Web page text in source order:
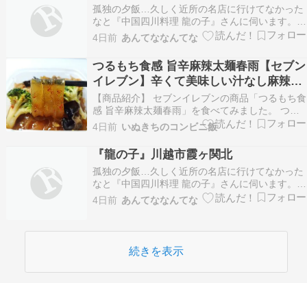
孤独の夕飯…久しく近所の名店に行けてなかった
なと『中国四川料理 龍の子』さんに伺います。
『龍の子』川越市霞ヶ関北 - 特命B級グルメ部長
の報告書[埼玉] 続きを読む
4日前 あんてななんてな
つるもち食感 旨辛麻辣太麺春雨【セブン
イレブン】辛くて美味しい汁なし麻辣湯
です!!
【商品紹介】 セブンイレブンの商品「つるもち食
感 旨辛麻辣太麺春雨」を食べてみました。 つる
もち食感の太麺春雨を使用した汁なしの麻辣湯で
す。ブロッコリーやレンコンなど8品目の具材を
旨辛な味付けで、花椒の痺れを楽しめる、食べ応
えのある惣菜です。 368円（税込397.44円） 2…
4日前 いぬきちのコンビニ飯
『龍の子』川越市霞ヶ関北
孤独の夕飯…久しく近所の名店に行けてなかった
なと『中国四川料理 龍の子』さんに伺います。
『龍の子』川越市霞ヶ関北 - 特命B級グルメ部長
の報告書[埼玉] 続きを読む
4日前 あんてななんてな
続きを表示